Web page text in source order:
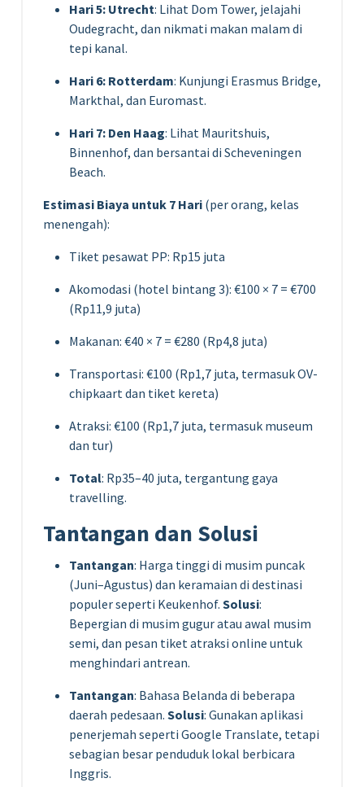
Hari 5: Utrecht: Lihat Dom Tower, jelajahi
Oudegracht, dan nikmati makan malam di
tepi kanal.
Hari 6: Rotterdam: Kunjungi Erasmus Bridge,
Markthal, dan Euromast.
Hari 7: Den Haag: Lihat Mauritshuis,
Binnenhof, dan bersantai di Scheveningen
Beach.
Estimasi Biaya untuk 7 Hari (per orang, kelas
menengah):
Tiket pesawat PP: Rp15 juta
Akomodasi (hotel bintang 3): €100 × 7 = €700
(Rp11,9 juta)
Makanan: €40 × 7 = €280 (Rp4,8 juta)
Transportasi: €100 (Rp1,7 juta, termasuk OV-
chipkaart dan tiket kereta)
Atraksi: €100 (Rp1,7 juta, termasuk museum
dan tur)
Total: Rp35–40 juta, tergantung gaya
travelling.
Tantangan dan Solusi
Tantangan: Harga tinggi di musim puncak
(Juni–Agustus) dan keramaian di destinasi
populer seperti Keukenhof. Solusi:
Bepergian di musim gugur atau awal musim
semi, dan pesan tiket atraksi online untuk
menghindari antrean.
Tantangan: Bahasa Belanda di beberapa
daerah pedesaan. Solusi: Gunakan aplikasi
penerjemah seperti Google Translate, tetapi
sebagian besar penduduk lokal berbicara
Inggris.